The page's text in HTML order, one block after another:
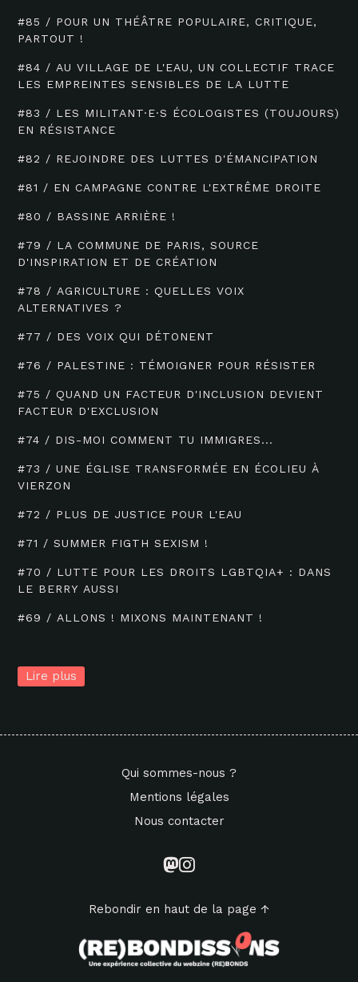
#85 / POUR UN THÉÂTRE POPULAIRE, CRITIQUE,
PARTOUT !
#84 / AU VILLAGE DE L'EAU, UN COLLECTIF TRACE
LES EMPREINTES SENSIBLES DE LA LUTTE
#83 / LES MILITANT·E·S ÉCOLOGISTES (TOUJOURS)
EN RÉSISTANCE
#82 / REJOINDRE DES LUTTES D'ÉMANCIPATION
#81 / EN CAMPAGNE CONTRE L'EXTRÊME DROITE
#80 / BASSINE ARRIÈRE !
#79 / LA COMMUNE DE PARIS, SOURCE
D'INSPIRATION ET DE CRÉATION
#78 / AGRICULTURE : QUELLES VOIX
ALTERNATIVES ?
#77 / DES VOIX QUI DÉTONENT
#76 / PALESTINE : TÉMOIGNER POUR RÉSISTER
#75 / QUAND UN FACTEUR D'INCLUSION DEVIENT
FACTEUR D'EXCLUSION
#74 / DIS-MOI COMMENT TU IMMIGRES...
#73 / UNE ÉGLISE TRANSFORMÉE EN ÉCOLIEU À
VIERZON
#72 / PLUS DE JUSTICE POUR L'EAU
#71 / SUMMER FIGTH SEXISM !
#70 / LUTTE POUR LES DROITS LGBTQIA+ : DANS
LE BERRY AUSSI
#69 / ALLONS ! MIXONS MAINTENANT !
Lire plus
Qui sommes-nous ?
Mentions légales
Nous contacter
Rebondir en haut de la page ↑